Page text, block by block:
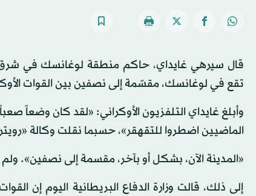
قال سيرهي غايداي، حاكم منطقة لوغانسك في شرق
تقع في لوغانسك، مقسّمة إلى نصفين بين القوات
الماضيين اضطروا للتقهقر»، حسبما نقلت وكالة
«المدينة الآن، بشكل أو بآخر، مقسمة إلى نصفين».
إلى ذلك، قالت وزارة الدفاع البريطانية اليوم إن